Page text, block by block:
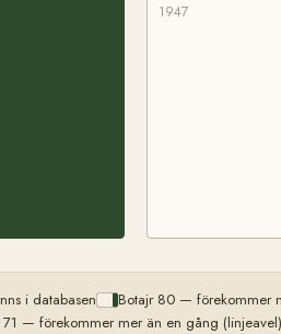
1947
i databasen Botajr 80 — förekommer
— förekommer mer än en gång (linjeavel)